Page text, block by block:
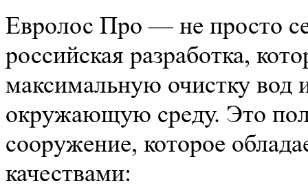
Евролос Про — не просто
российская разработка,
максимальную очистку вод
окружающую среду. Это
сооружение, которое
качествами: